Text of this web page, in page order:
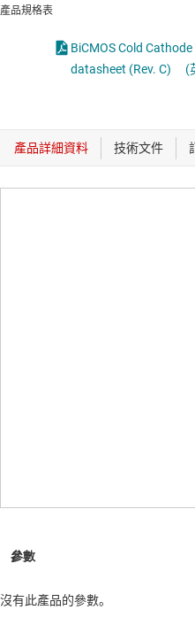
產品規格表
BiCMOS Cold
datasheet (Rev. C)
(
沒有此產品的參數。